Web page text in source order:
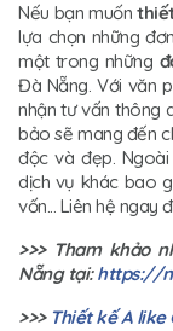
Nếu bạn muốn
lựa chọn những
một trong những
Đà Nẵng. Với văn
nhận tư vấn thông
bảo sẽ mang đến
độc và đẹp.
dịch vụ khác bao
vốn... Liên hệ ngay
>>> Tham khảo
Nẵng tại:https://
>>> Thiết kế A like